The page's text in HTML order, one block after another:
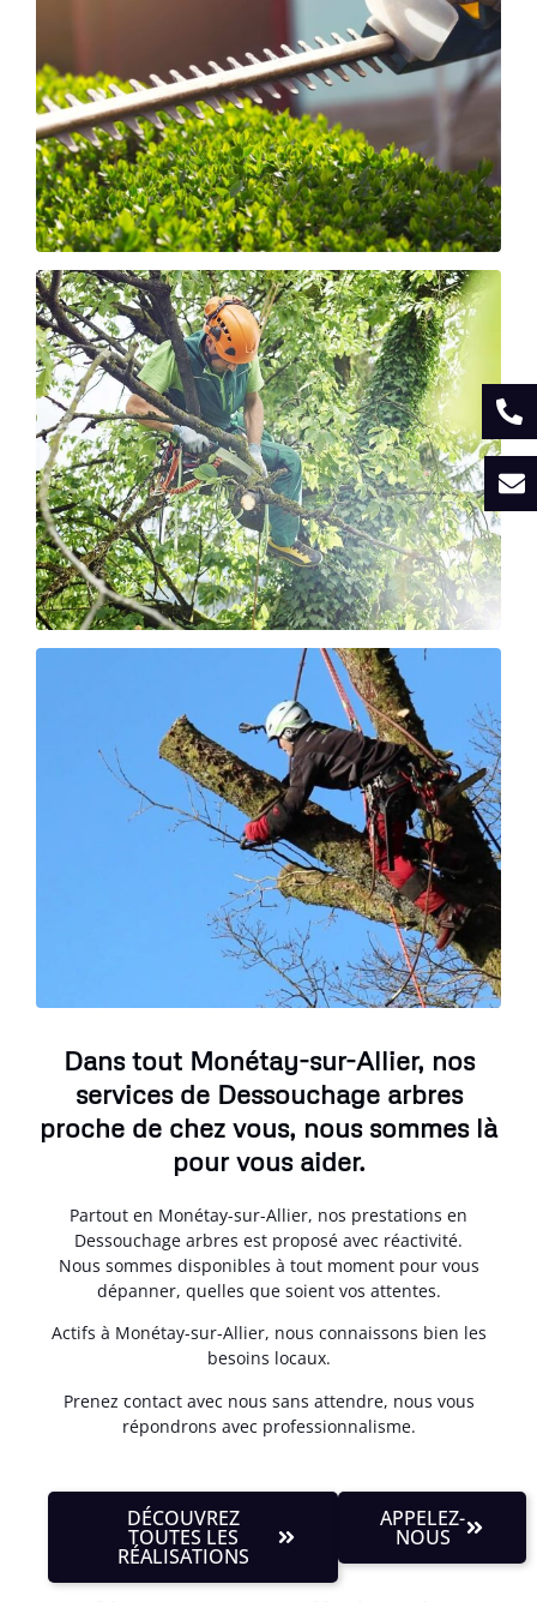
Dans tout Monétay-sur-Allier, nos
services de Dessouchage arbres
proche de chez vous, nous sommes là
pour vous aider.
Partout en Monétay-sur-Allier, nos prestations en
Dessouchage arbres est proposé avec réactivité.
Nous sommes disponibles à tout moment pour vous
dépanner, quelles que soient vos attentes.
Actifs à Monétay-sur-Allier, nous connaissons bien les
besoins locaux.
Prenez contact avec nous sans attendre, nous vous
répondrons avec professionnalisme.
DÉCOUVREZ
TOUTES LES
RÉALISATIONS
APPELEZ-
NOUS